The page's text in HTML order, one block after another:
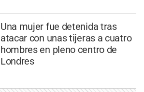
Una mujer fue detenida tras
atacar con unas tijeras a cuatro
hombres en pleno centro de
Londres